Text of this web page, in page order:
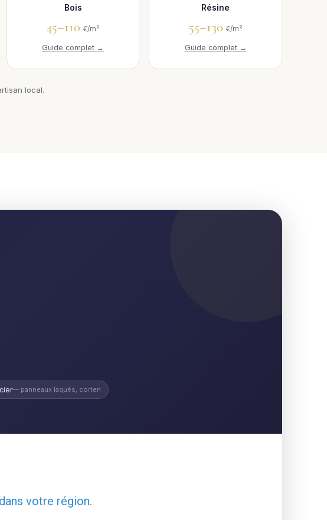
Bois
45–110€/m²
Guide complet →
Résine
55–130 €/m²
Guide complet →
local.
— panneaux laqués, corten
dans votre région.